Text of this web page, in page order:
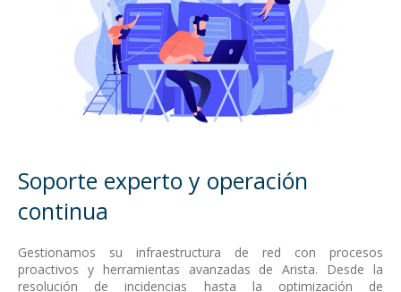
Soporte experto y operación
continua
Gestionamos su infraestructura de red con procesos
proactivos y herramientas avanzadas de Arista. Desde la
resolución de incidencias hasta la optimización de